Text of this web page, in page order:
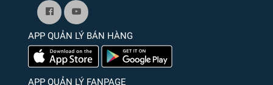
APP QUẢN LÝ BÁN HÀNG
APP QUẢN LÝ FANPAGE